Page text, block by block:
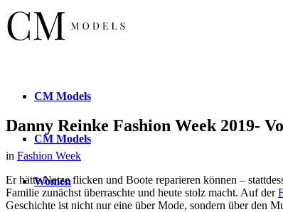
CM Models
CM Models
Women
Danny Reinke Fashion Week 2019-
in Fashion Week
Er hätte Netze flicken und Boote reparieren können –
Familie zunächst überraschte und heute stolz macht. Auf der
Geschichte ist nicht nur eine über Mode, sondern über den